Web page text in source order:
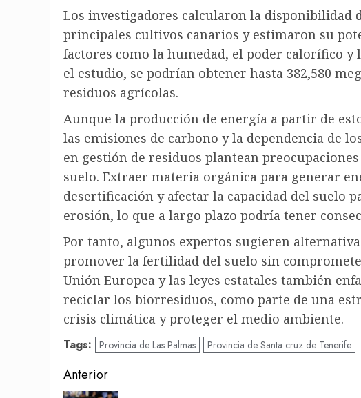
Los investigadores calcularon la disponibilidad
principales cultivos canarios y estimaron su
factores como la humedad, el poder calorífico y
el estudio, se podrían obtener hasta 382,580
residuos agrícolas.
Aunque la producción de energía a partir de
las emisiones de carbono y la dependencia de
en gestión de residuos plantean
suelo. Extraer materia orgánica para generar
desertificación y afectar la capacidad del suelo
erosión, lo que a largo plazo podría tener
Por tanto, algunos expertos sugieren
promover la fertilidad del suelo sin
Unión Europea y las leyes estatales también
reciclar los biorresiduos, como parte de una
crisis climática y proteger el medio ambiente.
Tags: Provincia de Las Palmas Provincia de Santa cruz de Tenerife
Post
Anterior